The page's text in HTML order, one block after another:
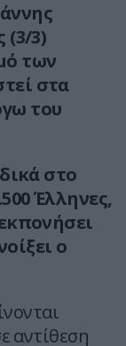
(3/3)
των
στα
του
στο
Έλληνες,
ο
αντίθεση